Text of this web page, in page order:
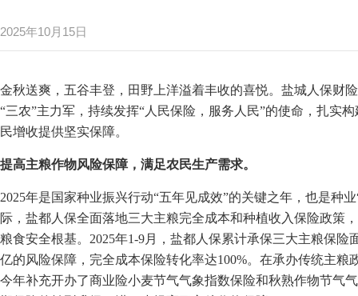
2025年10月15日
金秋送爽，五谷丰登，田野上洋溢着丰收的喜悦。盐城人保财
“三农”主力军，持续发挥“人民保险，服务人民”的使命，扎实
民增收提供坚实保障。
提高主粮作物风险保障，满足农民生产需求。
2025年是国家种业振兴行动“五年见成效”的关键之年，也是种
际， 盐都人保全面落地三大主粮完全成本和种植收入保险政策
粮食安全根基。2025年1-9月，盐都人保累计承保三大主粮保险
亿的风险保障，完全成本保险转化率达100%。在承办传统主
今年补充开办了商业险小麦节气气象指数保险和秋熟作物节气